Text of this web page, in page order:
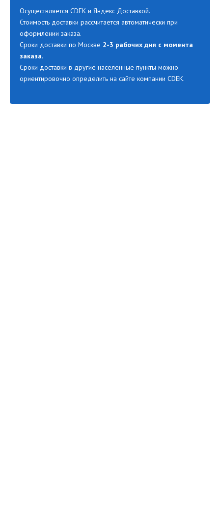
Осуществляется CDEK и Яндекс Доставкой.
Стоимость доставки рассчитается автоматически при
оформлении заказа.
Сроки доставки по Москве 2-3 рабочих дня с момента
заказа.
Сроки доставки в другие населенные пункты можно
ориентировочно определить на сайте компании CDEK.